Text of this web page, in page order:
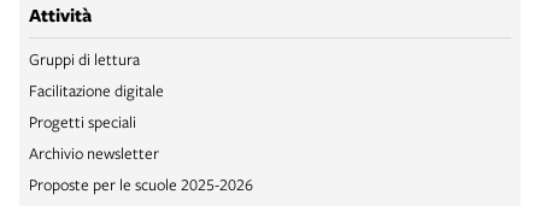
Attività
Gruppi di lettura
Facilitazione digitale
Progetti speciali
Archivio newsletter
Proposte per le scuole 2025-2026